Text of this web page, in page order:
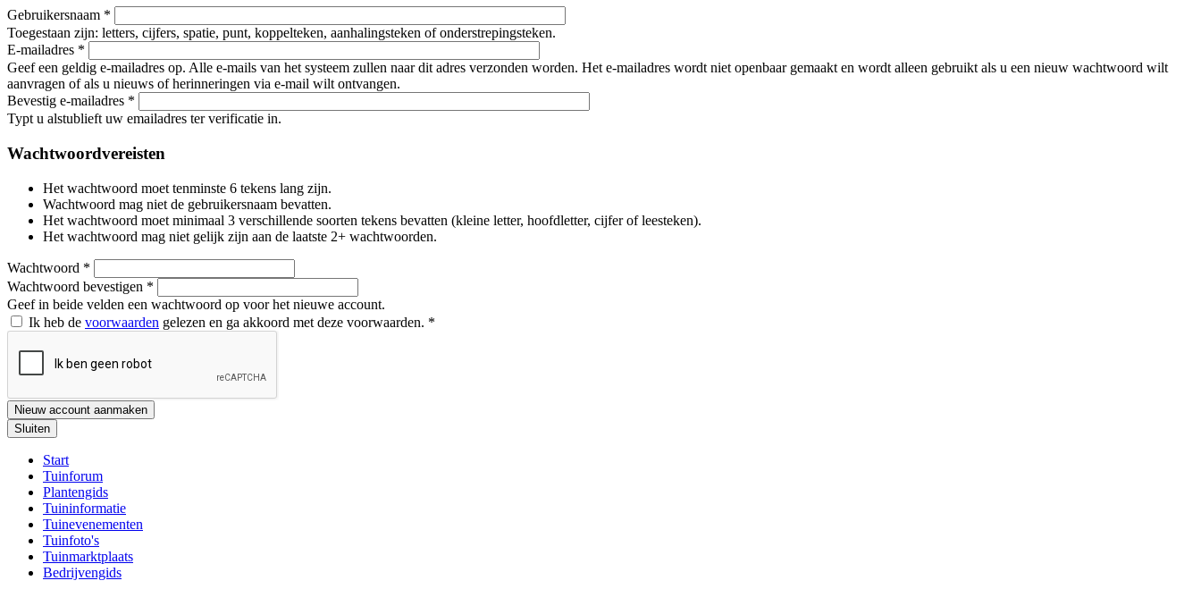
Gebruikersnaam *
Toegestaan zijn: letters, cijfers, spatie, punt, koppelteken, aanhalingsteken of onderstrepingsteken.
E-mailadres *
Geef een geldig e-mailadres op. Alle e-mails van het systeem zullen naar dit adres verzonden worden. Het e-mailadres wordt niet openbaar gemaakt en wordt alleen gebruikt als u een nieuw wachtwoord wilt
aanvragen of als u nieuws of herinneringen via e-mail wilt ontvangen.
Bevestig e-mailadres *
Typt u alstublieft uw emailadres ter verificatie in.
Wachtwoordvereisten
Het wachtwoord moet tenminste 6 tekens lang zijn.
Wachtwoord mag niet de gebruikersnaam bevatten.
Het wachtwoord moet minimaal 3 verschillende soorten tekens bevatten (kleine letter, hoofdletter, cijfer of leesteken).
Het wachtwoord mag niet gelijk zijn aan de laatste 2+ wachtwoorden.
Wachtwoord *
Wachtwoord bevestigen *
Geef in beide velden een wachtwoord op voor het nieuwe account.
Ik heb de voorwaarden gelezen en ga akkoord met deze voorwaarden. *
Nieuw account aanmaken
Sluiten
Start
Tuinforum
Plantengids
Tuininformatie
Tuinevenementen
Tuinfoto's
Tuinmarktplaats
Bedrijvengids